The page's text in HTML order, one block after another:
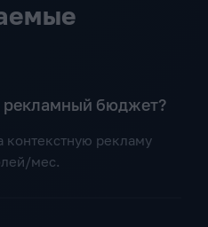
бюджет?
рекламу
мес.